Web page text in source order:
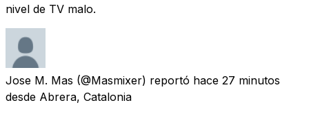
nivel de TV malo.
Jose M. Mas (@Masmixer) reportó hace 27 minutos
desde Abrera, Catalonia